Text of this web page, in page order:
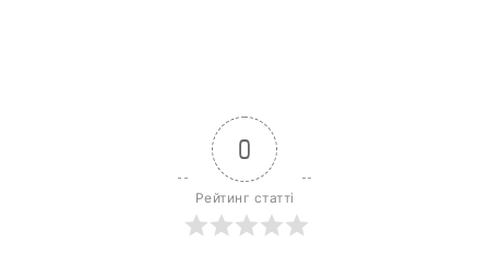
0
Рейтинг статті